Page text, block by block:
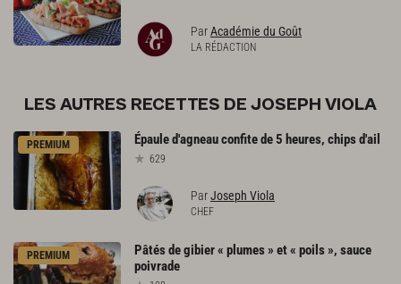
ParAcadémie du Goût
LA RÉDACTION
LES AUTRES RECETTES DE JOSEPH VIOLA
PREMIUM Épauled'agneauconfitede5 heures, chipsd'ail
629
ParJoseph Viola
CHEF
PREMIUM Pâtésdegibier« plumes» et« poils», sauce
poivrade